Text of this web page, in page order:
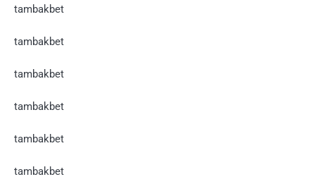
tambakbet
tambakbet
tambakbet
tambakbet
tambakbet
tambakbet